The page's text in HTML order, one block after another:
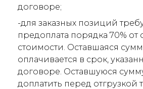
договоре;
-для заказных позиций
предоплата порядка 70% от
стоимости. Оставшаяся
оплачивается в срок,
договоре. Оставшуюся
доплатить перед отгрузкой